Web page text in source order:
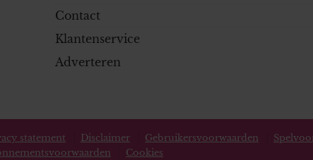
Contact
Klantenservice
Adverteren
statement Disclaimer Gebruikersvoorwaarden
Cookies